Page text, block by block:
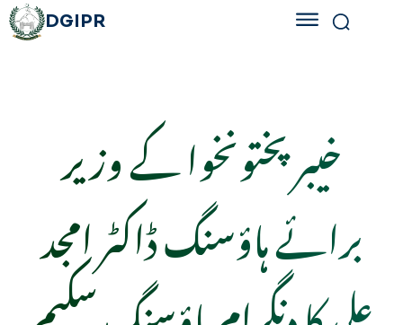
DGIPR
خیبرپختونخوا کے وزیر
برائے ہاؤسنگ ڈاکٹر امجد